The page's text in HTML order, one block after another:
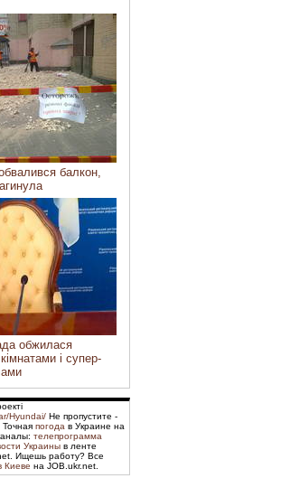
балкон,
обжилася
і супер-
Hyundai/ Не пропустите -
Точная погода в Украине на
телепрограмма
Украины в ленте
Ищешь работу? Все
Киеве на JOB.ukr.net.